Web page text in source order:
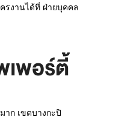
รงานได้ที่ ฝ่ายบุคคล
พอร์ตี้
ก เขตบางกะปิ